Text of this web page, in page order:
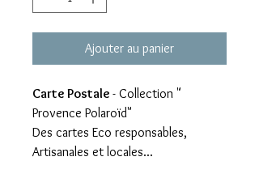
Ajouter au panier
Carte Postale - Collection "
Provence Polaroïd"
Des cartes Eco responsables,
Artisanales et locales...